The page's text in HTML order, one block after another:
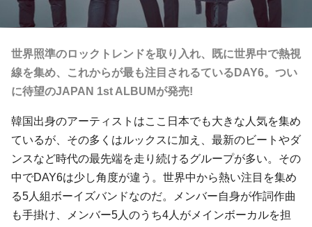
世界照準のロックトレンドを取り入れ、既に世界中で熱視
線を集め、これからが最も注目されるているDAY6。つい
に待望のJAPAN 1st ALBUMが発売!
韓国出身のアーティストはここ日本でも大きな人気を集め
ているが、その多くはルックスに加え、最新のビートやダ
ンスなど時代の最先端を走り続けるグループが多い。その
中でDAY6は少し角度が違う。世界中から熱い注目を集め
る5人組ボーイズバンドなのだ。メンバー自身が作詞作曲
も手掛け、メンバー5人のうち4人がメインボーカルを担